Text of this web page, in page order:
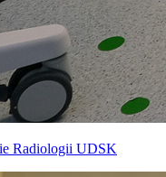
Radiologii UDSK